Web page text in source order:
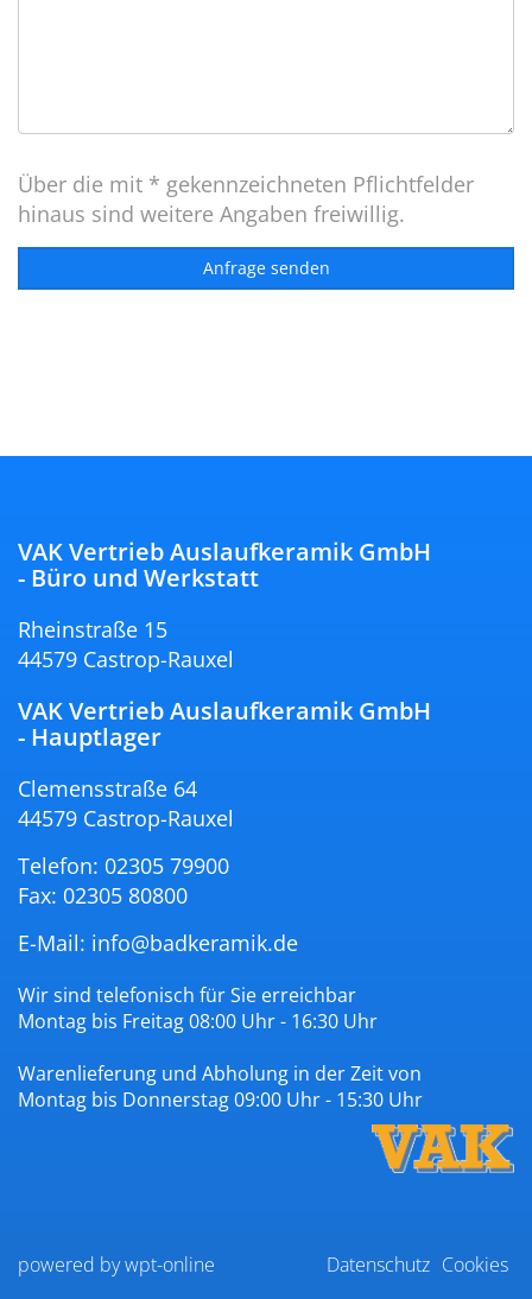
Über die mit * gekennzeichneten Pflichtfelder
hinaus sind weitere Angaben freiwillig.
VAK Vertrieb Auslaufkeramik GmbH
- Büro und Werkstatt
Rheinstraße 15
44579 Castrop-Rauxel
VAK Vertrieb Auslaufkeramik GmbH
- Hauptlager
Clemensstraße 64
44579 Castrop-Rauxel
Telefon: 02305 79900
Fax: 02305 80800
E-Mail: info@badkeramik.de
Wir sind telefonisch für Sie erreichbar
Montag bis Freitag 08:00 Uhr - 16:30 Uhr
Warenlieferung und Abholung in der Zeit von
Montag bis Donnerstag 09:00 Uhr - 15:30 Uhr
powered by wpt-online Cookies
Datenschutz